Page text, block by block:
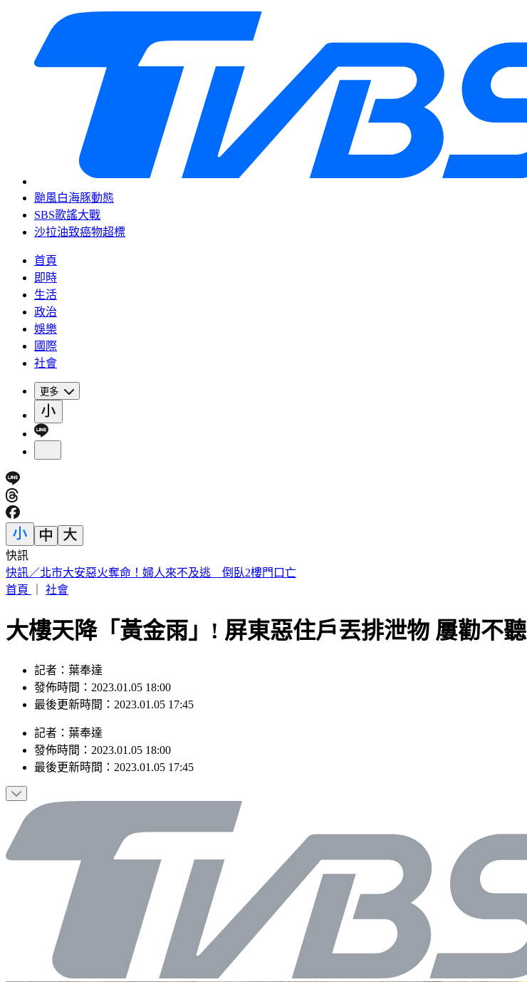
颱風白海豚動態
SBS歌謠大戰
沙拉油致癌物超標
首頁
即時
生活
政治
娛樂
國際
社會
更多
快訊
採購BNT疫苗遭詐逾10億 慈濟基金會發聲了
首頁
社會
大樓天降「黃金雨」! 屏東惡住戶丟排泄物 屢勸不聽
記者：葉奉達
發佈時間：2023.01.05 18:00
最後更新時間：2023.01.05 17:45
記者 ： 葉奉達
發佈時間： 2023.01.05 18:00
最後更新時間： 2023.01.05 17:45